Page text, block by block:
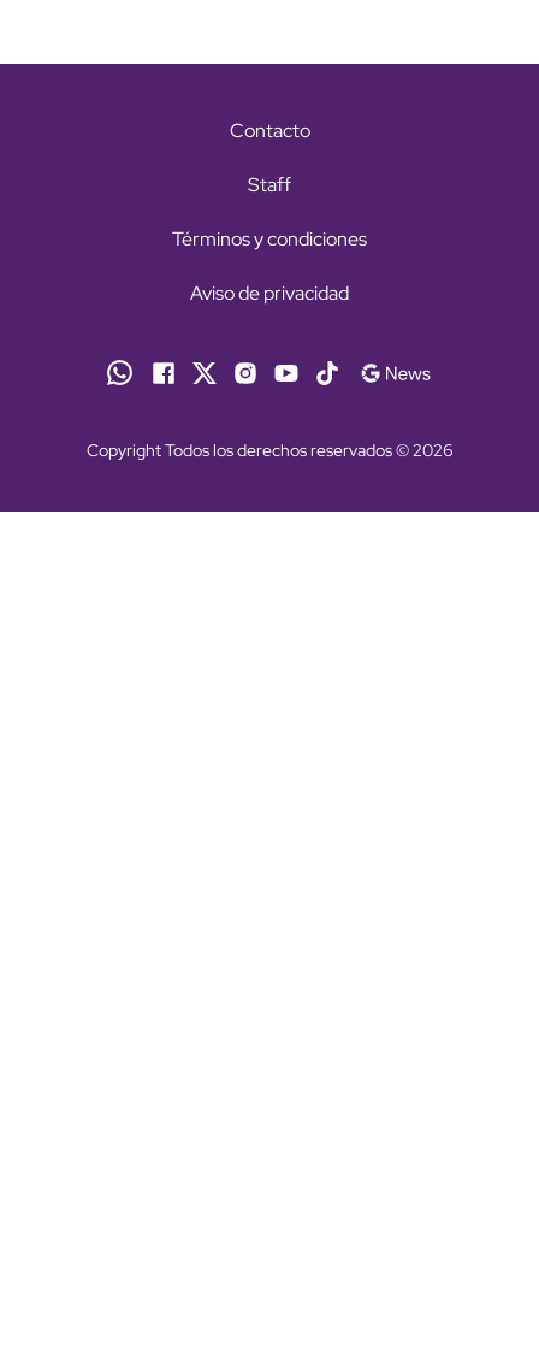
Contacto
Staff
Términos y condiciones
Aviso de privacidad
Copyright Todos los derechos reservados © 2026